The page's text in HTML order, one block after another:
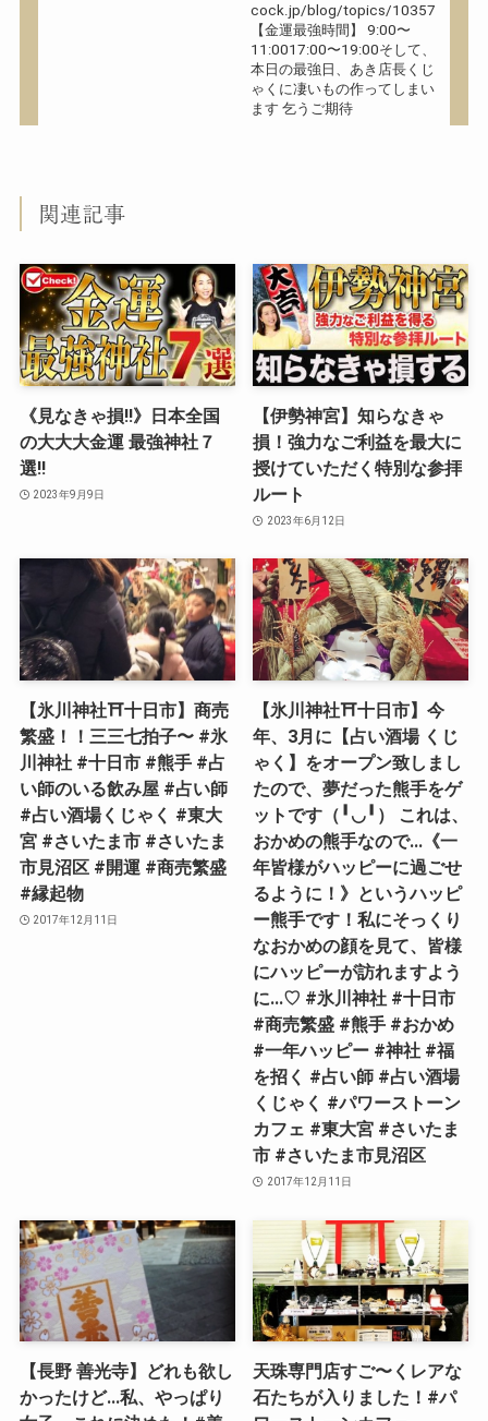
cock.jp/blog/topics/10357
【金運最強時間】 9:00〜
11:0017:00〜19:00そして、
本日の最強日、あき店長くじ
ゃくに凄いもの作ってしまい
ます️️ 乞うご期待
関連記事
《見なきゃ損‼︎》日本全国
の大大大金運 最強神社７
選‼︎
2023年9月9日
【伊勢神宮】知らなきゃ
損！強力なご利益を最大に
授けていただく特別な参拝
ルート
2023年6月12日
【氷川神社⛩十日市】商売
繁盛！！三三七拍子〜 #氷
川神社 #十日市 #熊手 #占
い師のいる飲み屋 #占い師
#占い酒場くじゃく #東大
宮 #さいたま市 #さいたま
市見沼区 #開運 #商売繁盛
#縁起物
2017年12月11日
【氷川神社⛩十日市】今
年、3月に【占い酒場 くじ
ゃく】をオープン致しまし
たので、夢だった熊手をゲ
ットです（╹◡╹） これは、
おかめの熊手なので…《一
年皆様がハッピーに過ごせ
るように！》というハッピ
ー熊手です！私にそっくり
なおかめの顔を見て、皆様
にハッピーが訪れますよう
に…♡ #氷川神社 #十日市
#商売繁盛 #熊手 #おかめ
#一年ハッピー #神社 #福
を招く #占い師 #占い酒場
くじゃく #パワーストーン
カフェ #東大宮 #さいたま
市 #さいたま市見沼区
2017年12月11日
【長野 善光寺】どれも欲し
かったけど…私、やっぱり
天珠専門店すご〜くレアな
石たちが入りました！#パ